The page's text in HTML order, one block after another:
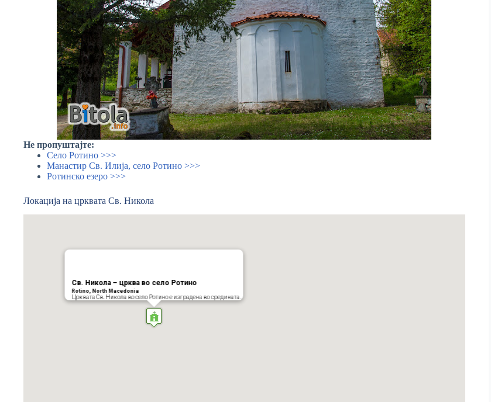
Не пропуштајте:
Село Ротино >>>
Манастир Св. Илија, село Ротино >>>
Ротинско езеро >>>
Локација на црквата Св. Никола
Св. Никола – црква во село Ротино
Rotino, North Macedonia
Црквата Св. Никола во село Ротино е изградена во средината…